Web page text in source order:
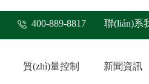
400-889-8817 聯(lián)系
質(zhì)量控制 新聞資訊